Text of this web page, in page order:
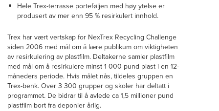
Hele Trex-terrasse porteføljen med høy ytelse er
produsert av mer enn 95 % resirkulert innhold.
Trex har vært vertskap for NexTrex Recycling Challenge
siden 2006 med mål om å lære publikum om viktigheten
av resirkulering av plastfilm. Deltakerne samler plastfilm
med mål om å resirkulere minst 1 000 pund plast i en 12-
måneders periode. Hvis målet nås, tildeles gruppen en
Trex-benk. Over 3 300 grupper og skoler har deltatt i
programmet. De bidrar til å avlede ca 1,5 millioner pund
plastfilm bort fra deponier årlig.